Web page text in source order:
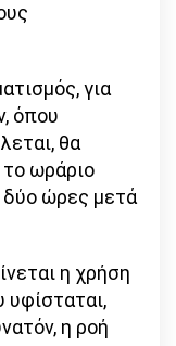
για
όπου
θα
ωράριο
δύο ώρες μετά
η χρήση
υφίσταται,
η ροή